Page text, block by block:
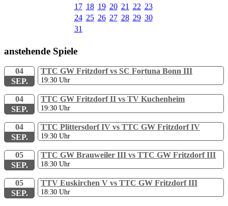
17 18 19 20 21 22 23
24 25 26 27 28 29 30
31
anstehende Spiele
04
SEP.
TTC GW Fritzdorf vs SC Fortuna Bonn III
19:30 Uhr
04
SEP.
TTC GW Fritzdorf II vs TV Kuchenheim
19:30 Uhr
04
SEP.
TTC Plittersdorf IV vs TTC GW Fritzdorf IV
19:30 Uhr
05
SEP.
TTC GW Brauweiler III vs TTC GW Fritzdorf III
18:30 Uhr
05
SEP.
TTV Euskirchen V vs TTC GW Fritzdorf III
18:30 Uhr